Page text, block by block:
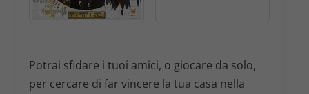
Potrai sfidare i tuoi amici, o giocare da solo,
per cercare di far vincere la tua casa nella